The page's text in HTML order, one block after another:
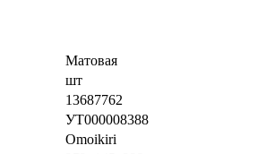
Матовая
шт
13687762
УТ000008388
Omoikiri